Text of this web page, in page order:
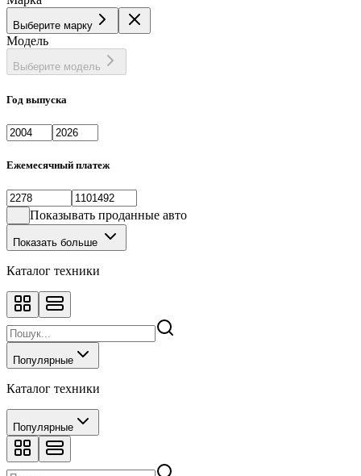
Выберите марку
Модель
Выберите модель
Год выпуска
Ежемесячный платеж
Показывать проданные авто
Показать больше
Каталог техники
Популярные
Каталог техники
Популярные